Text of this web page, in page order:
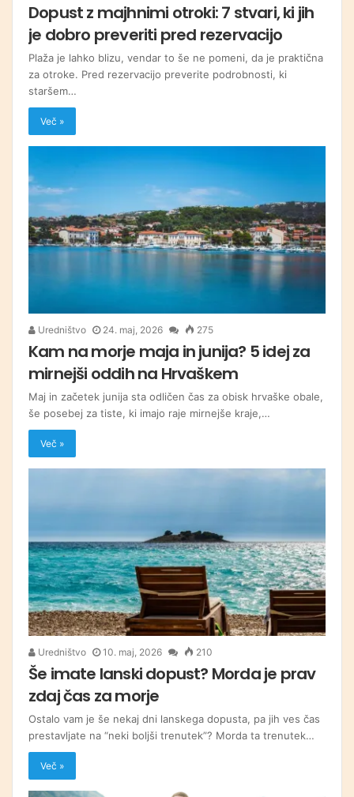
Dopust z majhnimi otroki: 7 stvari, ki jih
je dobro preveriti pred rezervacijo
Plaža je lahko blizu, vendar to še ne pomeni, da je praktična
za otroke. Pred rezervacijo preverite podrobnosti, ki
staršem…
Več »
Uredništvo 24. maj, 2026 275
Kam na morje maja in junija? 5 idej za
mirnejši oddih na Hrvaškem
Maj in začetek junija sta odličen čas za obisk hrvaške obale,
še posebej za tiste, ki imajo raje mirnejše kraje,…
Več »
Uredništvo 10. maj, 2026 210
Še imate lanski dopust? Morda je prav
zdaj čas za morje
Ostalo vam je še nekaj dni lanskega dopusta, pa jih ves čas
prestavljate na “neki boljši trenutek”? Morda ta trenutek…
Več »